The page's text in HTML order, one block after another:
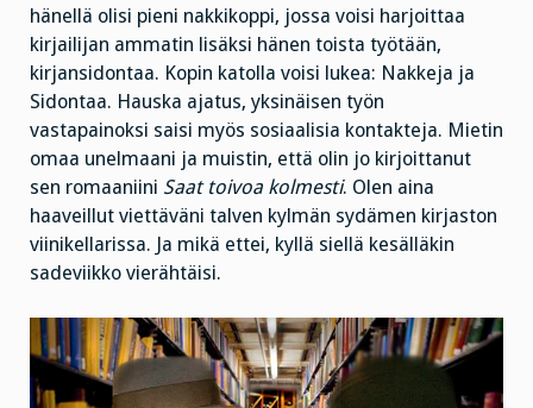
hänellä olisi pieni nakkikoppi, jossa voisi harjoittaa
kirjailijan ammatin lisäksi hänen toista työtään,
kirjansidontaa. Kopin katolla voisi lukea: Nakkeja ja
Sidontaa. Hauska ajatus, yksinäisen työn
vastapainoksi saisi myös sosiaalisia kontakteja. Mietin
omaa unelmaani ja muistin, että olin jo kirjoittanut
sen romaaniini Saat toivoa kolmesti. Olen aina
haaveillut viettäväni talven kylmän sydämen kirjaston
viinikellarissa. Ja mikä ettei, kyllä siellä kesälläkin
sadeviikko vierähtäisi.